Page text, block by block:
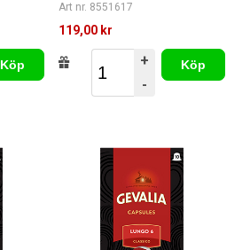
Köp
Art nr. 8551617
119,00 kr
+
-
Köp